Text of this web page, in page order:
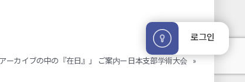
인쇄
ーカイブの中の『在日』」 ご案内ー日本支部学術大会 »
로그인